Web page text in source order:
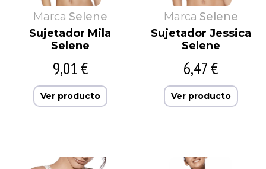
Marca Selene
Sujetador Mila
Selene
9,01 €
Ver producto
Marca Selene
Sujetador Jessica
Selene
6,47 €
Ver producto